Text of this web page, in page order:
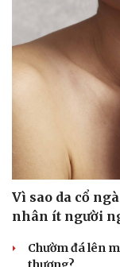
Vì sao da cổ
nhân ít người
Chườm đá lên